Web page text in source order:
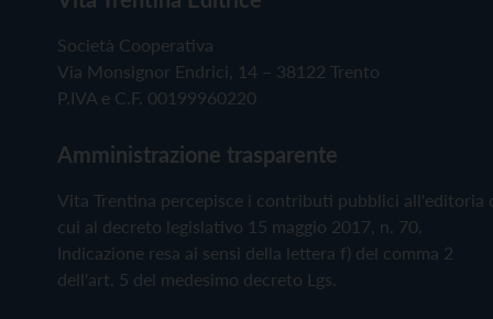
Società Cooperativa
Via Monsignor Endrici, 14 – 38122 Trento
P.IVA e C.F. 00199960220
Amministrazione trasparente
Vita Trentina percepisce i contributi pubblici all'editoria
cui al decreto legislativo 15 maggio 2017, n. 70.
Indicazione resa ai sensi della lettera f) del comma 2
dell'art. 5 del medesimo decreto Lgs.